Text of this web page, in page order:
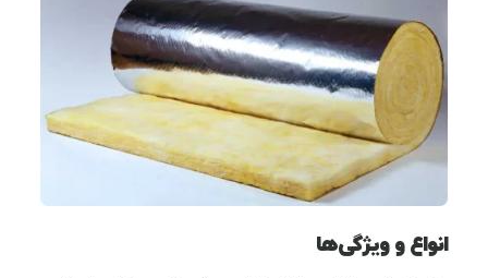
انواع و ویژگی‌ها